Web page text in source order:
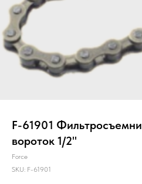
F-61901
вороток 1/2"
Force
SKU: F-61901